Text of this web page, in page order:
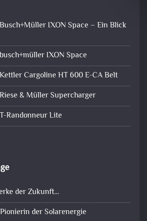
IXON Space – Ein Blick
IXON Space
Cargoline HT 600 E-CA Belt
& Müller Supercharger
Randonneur Lite
der Zukunft…
der Solarenergie